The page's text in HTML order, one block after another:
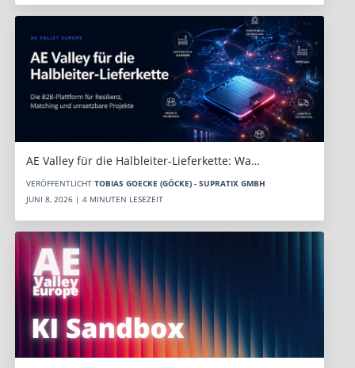
AE Valley für die Halbleiter-Lieferkette: Wa…
VERÖFFENTLICHT TOBIAS GOECKE (GÖCKE) - SUPRATIX GMBH
JUNI 8, 2026 | 4 MINUTEN LESEZEIT